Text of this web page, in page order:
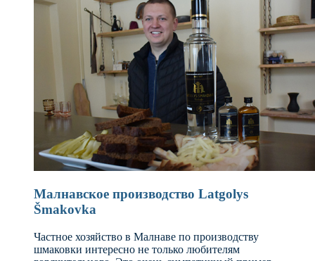
Малнавское производство Latgolys
Šmakovka
Частное хозяйство в Малнаве по производству
шмаковки интересно не только любителям